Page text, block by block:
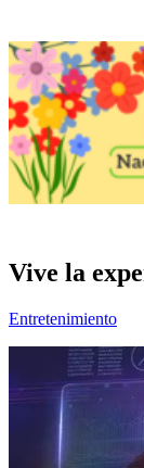
Vive la
Entretenimiento